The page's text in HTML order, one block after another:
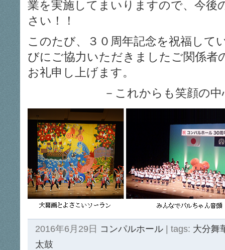
業を実施してまいりますので、今後
さい！！
このたび、３０周年記念を祝福して
びにご協力いただきましたご関係者
お礼申し上げます。
－これからも笑顔
2016年6月29日 コンパルホール | tags: 大分舞
太鼓